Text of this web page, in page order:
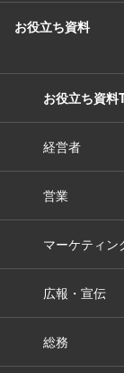
お役立ち資料
お役立ち資料
経営者
営業
マーケティン
広報・宣伝
総務